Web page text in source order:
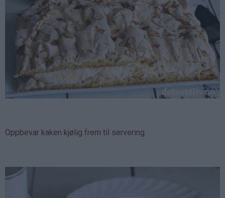
Oppbevar kaken kjølig frem til servering.